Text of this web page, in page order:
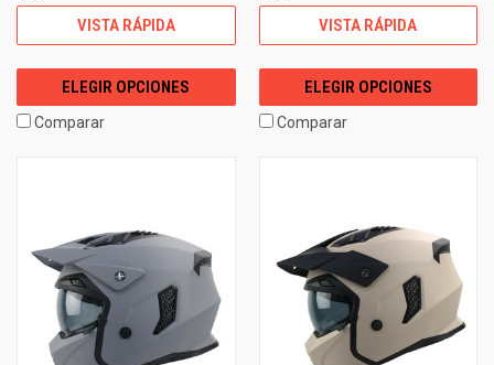
VISTA RÁPIDA
ELEGIR OPCIONES
Comparar
VISTA RÁPIDA
ELEGIR OPCIONES
Comparar